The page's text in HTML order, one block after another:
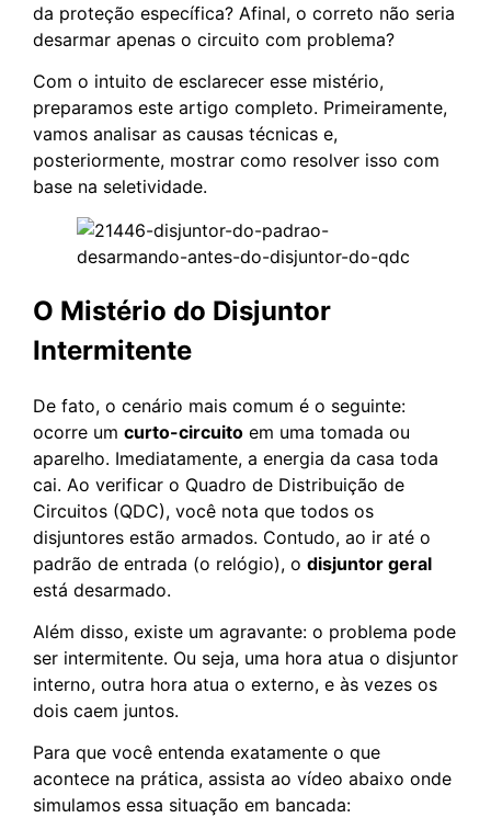
da proteção específica? Afinal, o correto não seria
desarmar apenas o circuito com problema?
Com o intuito de esclarecer esse mistério,
preparamos este artigo completo. Primeiramente,
vamos analisar as causas técnicas e,
posteriormente, mostrar como resolver isso com
base na seletividade.
O Mistério do Disjuntor
Intermitente
De fato, o cenário mais comum é o seguinte:
ocorre um curto-circuito em uma tomada ou
aparelho. Imediatamente, a energia da casa toda
cai. Ao verificar o Quadro de Distribuição de
Circuitos (QDC), você nota que todos os
disjuntores estão armados. Contudo, ao ir até o
padrão de entrada (o relógio), o disjuntor geral
está desarmado.
Além disso, existe um agravante: o problema pode
ser intermitente. Ou seja, uma hora atua o disjuntor
interno, outra hora atua o externo, e às vezes os
dois caem juntos.
Para que você entenda exatamente o que
acontece na prática, assista ao vídeo abaixo onde
simulamos essa situação em bancada: